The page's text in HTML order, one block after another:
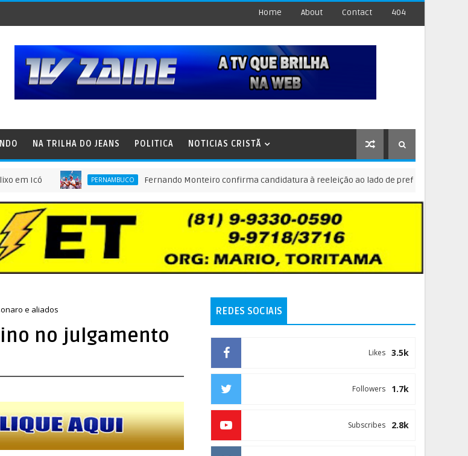
Home About Contact 404
NA TRILHA DO JEANS POLITICA NOTICIAS CRISTÃ
PERNAMBUCO Fernando Monteiro confirma candidatura à reeleição ao lado de prefeitos de várias regiões
e aliados
no julgamento
REDES SOCIAIS
3.5k
Likes
1.7k
Followers
2.8k
Subscribes